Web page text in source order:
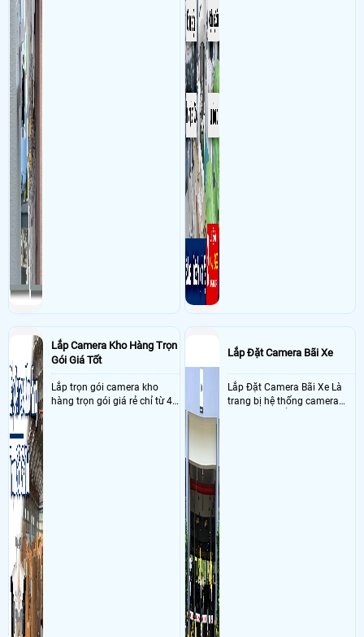
- Khách Lắp Camera Hiền
Địa điểm lăp đặt camera 28 Dương Quang
Đông , Phường Chánh Hưng , Q8 Sử dụngDịch vụ camera quan sát
imou IPC-A32EP,3 thẻ nhớ 32Gb MY , IPC-F52P 1cai
- Khách Lắp Camera a Thông
Địa điểm lăp đặt camera 144/7 Bình Thới
Quận 11 Sử dụng
Dịch vụ camera quan sát 4 cam imou ipc-a32ep, 2 cam
imou ipc-s31fep, 5 thẻ 32Gb MY, 1 siwtch 8port 1Gb Tp-link
- Khách Lắp Camera Nagi Decor
Địa điểm lăp đặt camera 120/86/76C
Thích Quảng Đức, Phú Nhuận Sử dụng
Dịch vụ camera quan sát
imou IPC-A32EP,1 thẻ nhớ 128Gb
Lắp Camera Kho Hàng Trọn
Gói Giá Tốt
Lắp trọn gói camera kho
hàng trọn gói giá rẻ chỉ từ 4
Lắp Đặt Camera Bãi Xe
Lắp Đặt Camera Bãi Xe Là
trang bị hệ thống camera